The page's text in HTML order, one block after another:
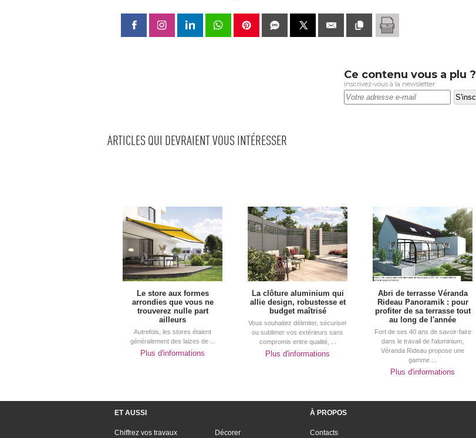
Ce contenu vous a plu ?
inscrivez-vous à la newsletter
ARTICLES QUI DEVRAIENT VOUS INTÉRESSER
Le store aux formes
arrondies que vous ne
trouverez nulle part
ailleurs
Autrefois, les stores étaient
généralement des laizes de ...
Plus d'informations
La clôture aluminium qui
allie design, robustesse et
budget maîtrisé
Vous souhaitez délimiter, sécuriser
ou sublimer vos extérieurs sans
compromis entre qualité, ...
Plus d'informations
Abri de terrasse Véranda
Rideau Panoramik : pour
profiter de sa terrasse tout
au long de l'année
Fort de ses 40 ans de savoir-faire
dans le travail de l'aluminium,
Véranda Rideau propose une
gamme ...
Plus d'informations
ET AUSSI
Chiffrez vos travaux Décorer
À PROPOS
Contacts